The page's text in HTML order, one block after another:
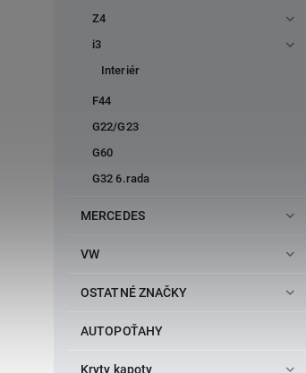
Z4
i3
Interiér
F44
G22/G23
G60
G32 6.rada
MERCEDES
VW
OSTATNÉ ZNAČKY
AUTOPOŤAHY
Kryty kapoty